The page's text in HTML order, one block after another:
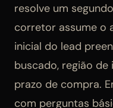
resolve um
corretor assume o
inicial do lead
buscado, região de
prazo de compra.
com perguntas